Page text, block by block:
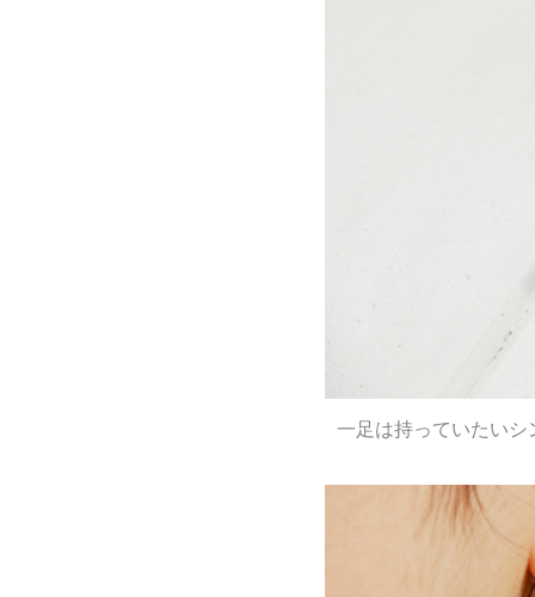
一足は持っていたい